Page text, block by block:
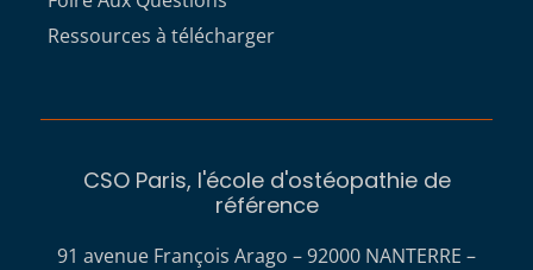
Ressources à télécharger
CSO Paris, l'école d'ostéopathie de
référence
91 avenue François Arago – 92000 NANTERRE –